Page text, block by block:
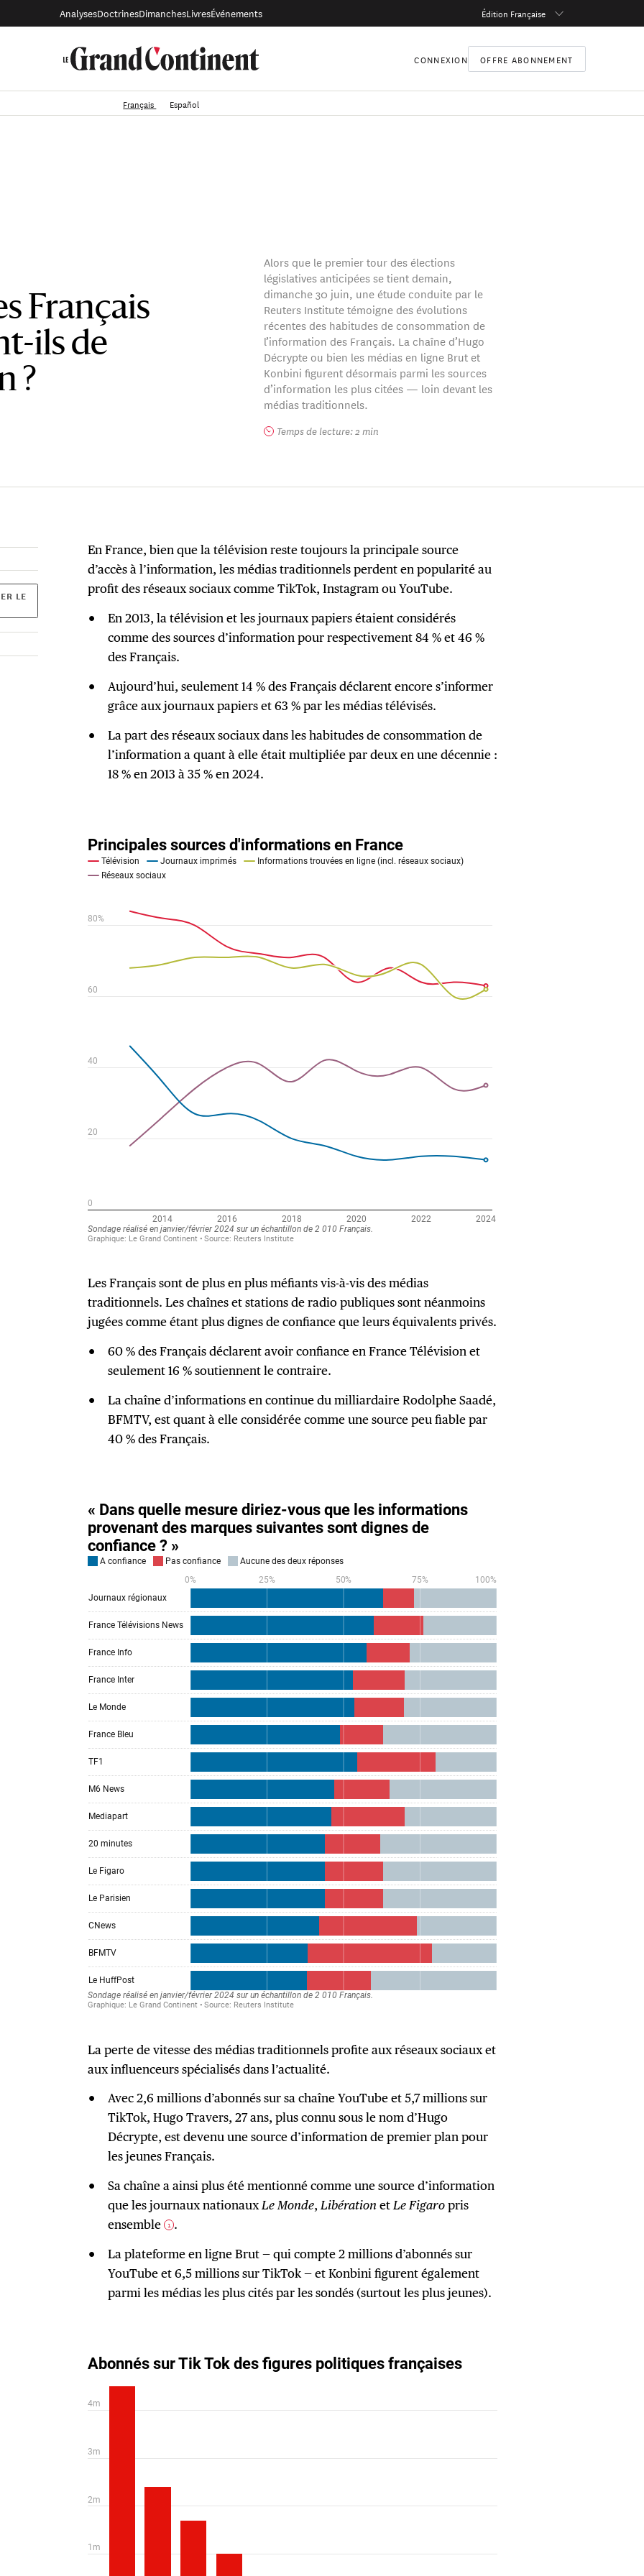
AnalysesDoctrinesDimanchesLivresÉvénements Édition Française
CONNEXION OFFRE ABONNEMENT
Français Español
Français
ils de
?
Alors que le premier tour des élections
législatives anticipées se tient demain,
dimanche 30 juin, une étude conduite par le
Reuters Institute témoigne des évolutions
récentes des habitudes de consommation de
l’information des Français. La chaîne d’Hugo
Décrypte ou bien les médias en ligne Brut et
Konbini figurent désormais parmi les sources
d’information les plus citées — loin devant les
médias traditionnels.
Temps de lecture: 2 min
LE
En France, bien que la télévision reste toujours la principale source
d’accès à l’information, les médias traditionnels perdent en popularité au
profit des réseaux sociaux comme TikTok, Instagram ou YouTube.
En 2013, la télévision et les journaux papiers étaient considérés
comme des sources d’information pour respectivement 84 % et 46 %
des Français.
Aujourd’hui, seulement 14 % des Français déclarent encore s’informer
grâce aux journaux papiers et 63 % par les médias télévisés.
La part des réseaux sociaux dans les habitudes de consommation de
l’information a quant à elle était multipliée par deux en une décennie :
18 % en 2013 à 35 % en 2024.
Les Français sont de plus en plus méfiants vis-à-vis des médias
traditionnels. Les chaînes et stations de radio publiques sont néanmoins
jugées comme étant plus dignes de confiance que leurs équivalents privés.
60 % des Français déclarent avoir confiance en France Télévision et
seulement 16 % soutiennent le contraire.
La chaîne d’informations en continue du milliardaire Rodolphe Saadé,
BFMTV, est quant à elle considérée comme une source peu fiable par
40 % des Français.
La perte de vitesse des médias traditionnels profite aux réseaux sociaux et
aux influenceurs spécialisés dans l’actualité.
Avec 2,6 millions d’abonnés sur sa chaîne YouTube et 5,7 millions sur
TikTok, Hugo Travers, 27 ans, plus connu sous le nom d’Hugo
Décrypte, est devenu une source d’information de premier plan pour
les jeunes Français.
Sa chaîne a ainsi plus été mentionné comme une source d’information
que les journaux nationauxLe Monde,LibérationetLe Figaropris
ensemble 1 .
La plateforme en ligne Brut — qui compte 2 millions d’abonnés sur
YouTube et 6,5 millions sur TikTok — et Konbini figurent également
parmi les médias les plus cités par les sondés (surtout les plus jeunes).